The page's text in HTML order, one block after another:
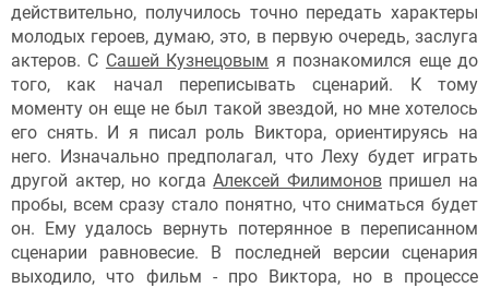
действительно, получилось точно передать характеры
молодых героев, думаю, это, в первую очередь, заслуга
актеров. С Сашей Кузнецовым я познакомился еще до
того, как начал переписывать сценарий. К тому
моменту он еще не был такой звездой, но мне хотелось
его снять. И я писал роль Виктора, ориентируясь на
него. Изначально предполагал, что Леху будет играть
другой актер, но когдаАлексей Филимоновпришел на
пробы, всем сразу стало понятно, что сниматься будет
он. Ему удалось вернуть потерянное в переписанном
сценарии равновесие. В последней версии сценария
выходило, что фильм - про Виктора, но в процессе